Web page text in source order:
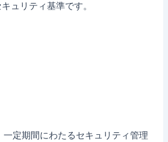
ュリティ基準です。
一定期間にわたるセキュリティ管理